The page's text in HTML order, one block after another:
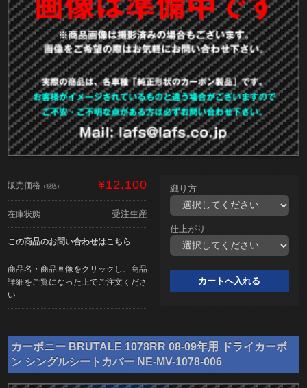
販売価格 （税込） ¥12,100
在庫状態 受注生産
この商品のお問い合わせはこちら
商品名・商品画像をクリックし、商品
詳細をご覧になった上でご注文くださ
い
織り方
仕上がり
カーボニー BRUTALE 1078RR 08-09年用 ドライカーボ
ン シングルシートカバー NE-MV-1078-006